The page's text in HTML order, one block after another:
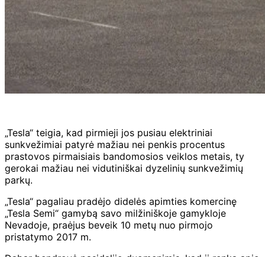
„Tesla“ teigia, kad pirmieji jos pusiau elektriniai
sunkvežimiai patyrė mažiau nei penkis procentus
prastovos pirmaisiais bandomosios veiklos metais, ty
gerokai mažiau nei vidutiniškai dyzelinių sunkvežimių
parkų.
„Tesla“ pagaliau pradėjo didelės apimties komercinę
„Tesla Semi“ gamybą savo milžiniškoje gamykloje
Nevadoje, praėjus beveik 10 metų nuo pirmojo
pristatymo 2017 m.